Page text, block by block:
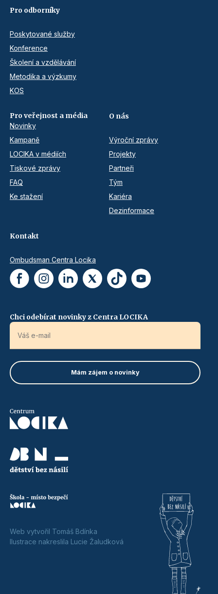
Pro odborníky
Poskytované služby
Konference
Školení a vzdělávání
Metodika a výzkumy
KOS
Pro veřejnost a média
Novinky
Kampaně
LOCIKA v médiích
Tiskové zprávy
FAQ
Ke stažení
O nás
Výroční zprávy
Projekty
Partneři
Tým
Kariéra
Dezinformace
Kontakt
Ombudsman Centra Locika
Chci odebírat novinky z Centra LOCIKA
Web vytvořil Tomáš Bdínka
Ilustrace nakreslila Lucie Žaludková